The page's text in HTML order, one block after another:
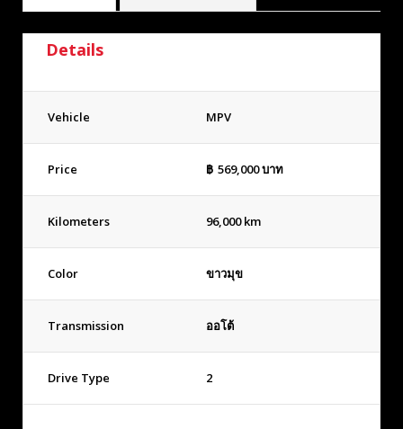
Details
Vehicle MPV
Price ฿ 569,000บาท
Kilometers 96,000 km
Color ขาวมุข
Transmission ออโต้
Drive Type 2